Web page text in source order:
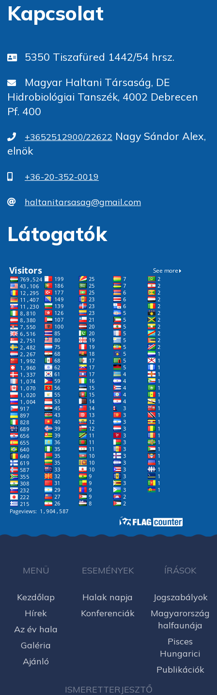
Kapcsolat
5350 Tiszafüred 1442/54 hrsz.
Magyar Haltani Társaság, DE
Hidrobiológiai Tanszék, 4002 Debrecen
Pf. 400
+3652512900/22622 Nagy Sándor Alex,
elnök
+36-20-352-0019
haltanitarsasag@gmail.com
Látogatók
MENÜ
Kezdőlap
Hírek
Az év hala
Galéria
Ajánló
ESEMÉNYEK
Halak napja
Konferenciák
ÍRÁSOK
Jogszabályok
Magyarország
halfaunája
Pisces
Hungarici
Publikációk
ISMERETTERJESZTŐ